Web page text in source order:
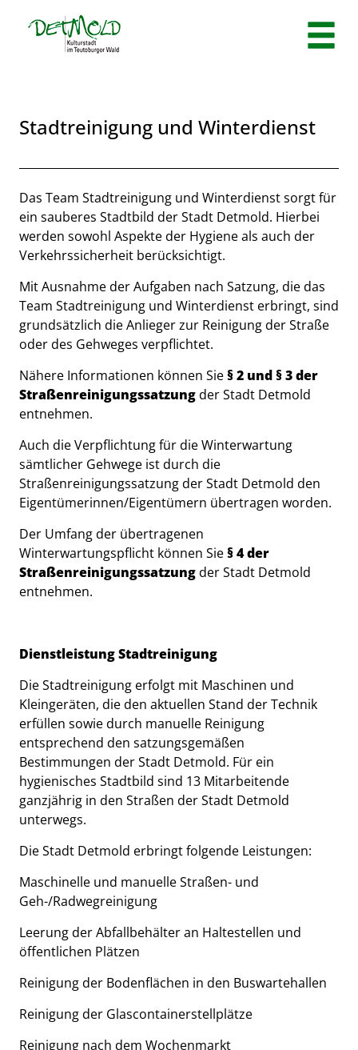
Zum Hauptinhalt springen
Stadtreinigung und Winterdienst
Beschreibung
Das Team Stadtreinigung und Winterdienst sorgt für
ein sauberes Stadtbild der Stadt Detmold. Hierbei
werden sowohl Aspekte der Hygiene als auch der
Verkehrssicherheit berücksichtigt.
Mit Ausnahme der Aufgaben nach Satzung, die das
Team Stadtreinigung und Winterdienst erbringt, sind
grundsätzlich die Anlieger zur Reinigung der Straße
oder des Gehweges verpflichtet.
Nähere Informationen können Sie§ 2 und § 3 der
Straßenreinigungssatzungder Stadt Detmold
entnehmen.
Auch die Verpflichtung für die Winterwartung
sämtlicher Gehwege ist durch die
Straßenreinigungssatzung der Stadt Detmold den
Eigentümerinnen/Eigentümern übertragen worden.
Der Umfang der übertragenen
Winterwartungspflicht können Sie§ 4 der
Straßenreinigungssatzungder Stadt Detmold
entnehmen.
Dienstleistung Stadtreinigung
Die Stadtreinigung erfolgt mit Maschinen und
Kleingeräten, die den aktuellen Stand der Technik
erfüllen sowie durch manuelle Reinigung
entsprechend den satzungsgemäßen
Bestimmungen der Stadt Detmold. Für ein
hygienisches Stadtbild sind 13 Mitarbeitende
ganzjährig in den Straßen der Stadt Detmold
unterwegs.
Die Stadt Detmold erbringt folgende Leistungen:
Maschinelle und manuelle Straßen- und
Geh-/Radwegreinigung
Leerung der Abfallbehälter an Haltestellen und
öffentlichen Plätzen
Reinigung der Bodenflächen in den Buswartehallen
Reinigung der Glascontainerstellplätze
Reinigung nach dem Wochenmarkt